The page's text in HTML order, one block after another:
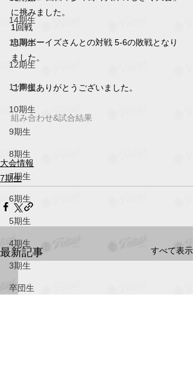
14期生
13期生
12期生
11期生
10期生
9期生
8期生
7期生
6期生
5期生
4期生
3期生
卒団生
に挑みました。
1回戦
忠岡ボーイズさんとの対戦 5-6の敗戦となり
ました。
ご声援ありがとうございました。
組み合わせ&試合結果
大会情報
7期生
最新記事 すべて表示